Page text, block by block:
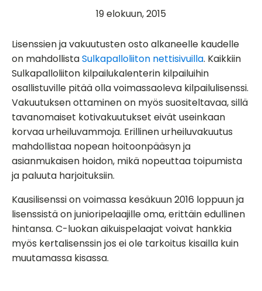
19 elokuun, 2015
Lisenssien ja vakuutusten osto alkaneelle kaudelle
on mahdollistaSulkapalloliiton nettisivuilla. Kaikkiin
Sulkapalloliiton kilpailukalenterin kilpailuihin
osallistuville pitää olla voimassaoleva kilpailulisenssi.
Vakuutuksen ottaminen on myös suositeltavaa, sillä
tavanomaiset kotivakuutukset eivät useinkaan
korvaa urheiluvammoja. Erillinen urheiluvakuutus
mahdollistaa nopean hoitoonpääsyn ja
asianmukaisen hoidon, mikä nopeuttaa toipumista
ja paluuta harjoituksiin.
Kausilisenssi on voimassa kesäkuun 2016 loppuun ja
lisenssistä on junioripelaajille oma, erittäin edullinen
hintansa. C-luokan aikuispelaajat voivat hankkia
myös kertalisenssin jos ei ole tarkoitus kisailla kuin
muutamassa kisassa.